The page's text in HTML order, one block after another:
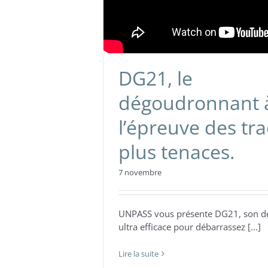
DG21, le
dégoudronnant
l’épreuve des
plus tenaces.
7 novembre
UNPASS vous présente DG21, son
ultra efficace pour débarrassez [...]
Lire la suite